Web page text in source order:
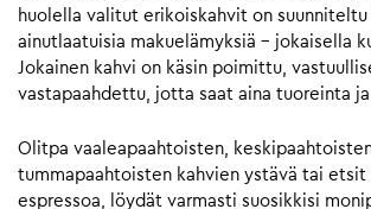
huolella valitut erikoiskahvit on suunniteltu
ainutlaatuisia makuelämyksiä – jokaisella
Jokainen kahvi on käsin poimittu,
vastapaahdettu, jotta saat aina tuoreinta
Olitpa vaaleapaahtoisten,
tummapaahtoisten kahvien ystävä tai
espressoa, löydät varmasti suosikkisi